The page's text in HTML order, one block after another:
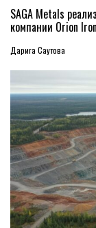
SAGA Metals
компании Orion
Дарига Саутова